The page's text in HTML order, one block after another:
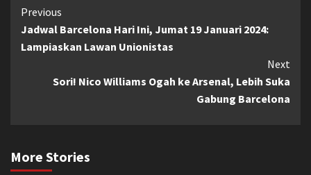
Continue
Reading
Previous
Jadwal Barcelona Hari Ini, Jumat 19 Januari 2024:
Lampiaskan Lawan Unionistas
Next
Sori! Nico Williams Ogah ke Arsenal, Lebih Suka
Gabung Barcelona
More Stories